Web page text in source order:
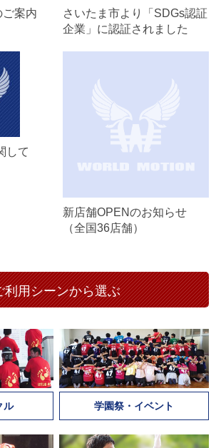
案内
さいたま市より「SDGs認証
企業」に認証されました
して
新店舗OPENのお知らせ
（全国36店舗）
利用シーンから選ぶ
ル 学園祭・イベント